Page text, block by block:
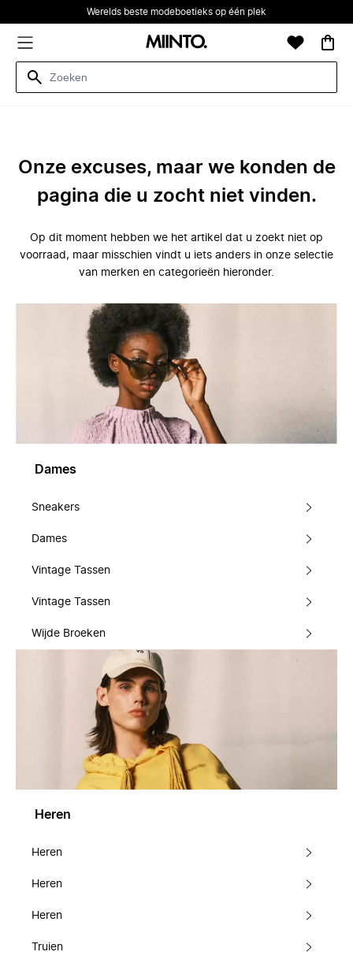
Werelds beste modeboetieks op één plek
Onze excuses, maar we konden de
pagina die u zocht niet vinden.
Op dit moment hebben we het artikel dat u zoekt niet op
voorraad, maar misschien vindt u iets anders in onze selectie
van merken en categorieën hieronder.
Dames
Sneakers
Dames
Vintage Tassen
Vintage Tassen
Wijde Broeken
Heren
Heren
Heren
Heren
Truien